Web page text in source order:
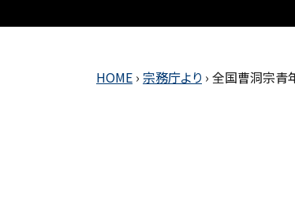
HOME › 宗務庁より › 全国曹洞宗青